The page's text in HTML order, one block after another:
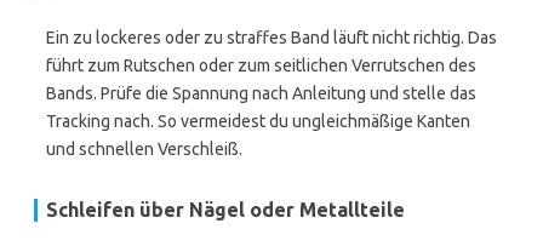
Ein zu lockeres oder zu straffes Band läuft nicht richtig. Das
führt zum Rutschen oder zum seitlichen Verrutschen des
Bands. Prüfe die Spannung nach Anleitung und stelle das
Tracking nach. So vermeidest du ungleichmäßige Kanten
und schnellen Verschleiß.
Schleifen über Nägel oder Metallteile